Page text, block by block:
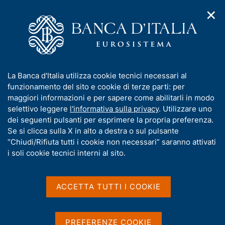
n
u
d
i
n
a
v
i
g
a
o
m
g
e
e
l
s
t
Chi siamo
Certificazione di qualità per l'attività di procurement
Certificazione di qualità
per l'attività di
procurement
Condividi
m
✕
I
n
f
o
r
m
a
t
La Banca d'Italia utilizza cookie tecnici necessari al
funzionamento del sito e cookie di terze parti: per
maggiori informazioni e per sapere come abilitarli in modo
selettivo leggere l'informativa sulla privacy. Utilizzare uno
dei seguenti pulsanti per esprimere la propria preferenza.
Se si clicca sulla X in alto a destra o sul pulsante
“Chiudi/Rifiuta tutti i cookie non necessari” saranno attivati
i soli cookie tecnici interni al sito.
ACCETTA TUTTI I COOKIE
PREFERENZE COOKIE